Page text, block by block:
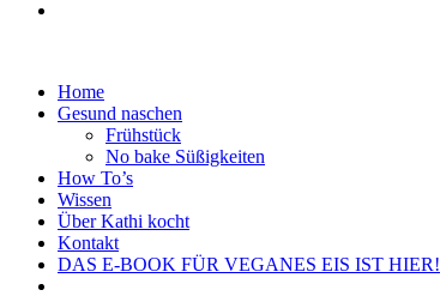
Home
Gesund naschen
Frühstück
No bake Süßigkeiten
How To’s
Wissen
Über Kathi kocht
Kontakt
DAS E-BOOK FÜR VEGANES EIS IST HIER!